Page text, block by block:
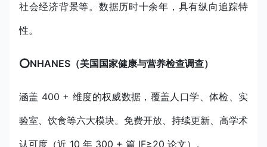
社会经济背景等。数据历时十余年，具有纵向追踪特
性。
⭕️NHANES（美国国家健康与营养检查调查）
涵盖 400 + 维度的权威数据，覆盖人口学、体检、实
验室、饮食等六大模块。免费开放、持续更新、高学术
认可度（近 10 年 300 + 篇 IF≥20 论文）。